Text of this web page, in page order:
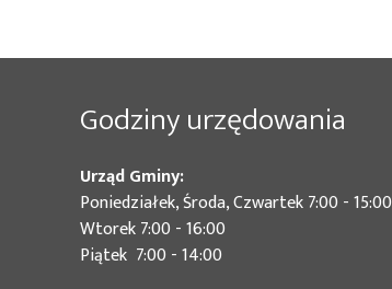
Godziny urzędowania
Urząd Gminy:
Poniedziałek, Środa, Czwartek 7:00 - 15:00
Wtorek 7:00 - 16:00
Piątek 7:00 - 14:00